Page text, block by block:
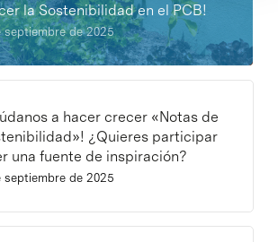
la Sostenibilidad en el PCB!
septiembre de 2025
a hacer crecer «Notas de
¿Quieres participar
una fuente de inspiración?
septiembre de 2025